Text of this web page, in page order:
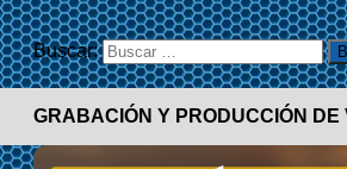
Buscar:
GRABACIÓN Y PRODUCCIÓN DE